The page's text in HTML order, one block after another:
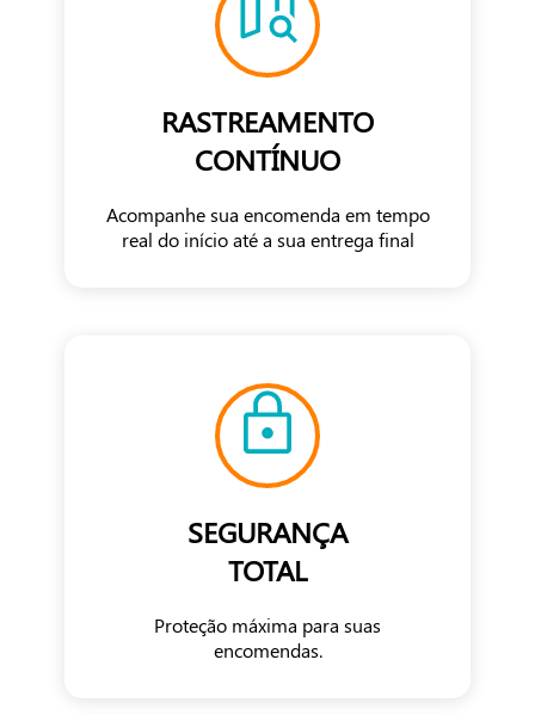
RASTREAMENTO
CONTÍNUO
Acompanhe sua encomenda em tempo
real do início até a sua entrega final
SEGURANÇA
TOTAL
Proteção máxima para suas
encomendas.